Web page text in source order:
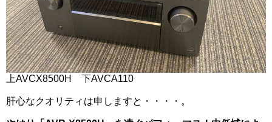
上AVCX8500H 下AVCA110
肝心なクオリティは申しますと・・・・。